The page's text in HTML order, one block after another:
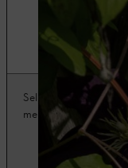
Selbstklim­
mer